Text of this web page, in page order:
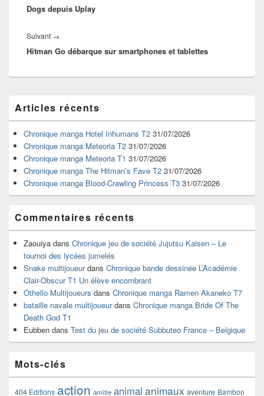
Dogs depuis Uplay
Suivant →
suivant :
Hitman Go débarque sur smartphones et tablettes
principale
de
widget
pour
barre
latérale
Articles récents
Chronique manga Hotel Inhumans T2 31/07/2026
Chronique manga Meteoria T2 31/07/2026
Chronique manga Meteoria T1 31/07/2026
Chronique manga The Hitman’s Fave T2 31/07/2026
Chronique manga Blood-Crawling Princess T3 31/07/2026
Commentaires récents
Zaouiya dans Chronique jeu de société Jujutsu Kaisen – Le
tournoi des lycées jumelés
Snake multijoueurdans Chronique bande dessinée L’Académie
Clair-Obscur T1 Un élève encombrant
Othello Multijoueurs dans Chronique manga Ramen Akaneko T7
bataille navale multijoueurdans Chronique manga Bride Of The
Death God T1
Eubben dans Test du jeu de société Subbuteo France – Belgique
Mots-clés
404 Editions action amitie animal animaux aventure Bamboo